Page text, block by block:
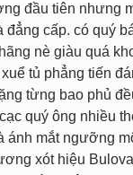
đầu tiên nhưng
cấp. có quý
nè giàu quá
tủ phẳng tiến
từng bao phủ
quý ông nhiều
mắt ngưỡng
xót hiệu